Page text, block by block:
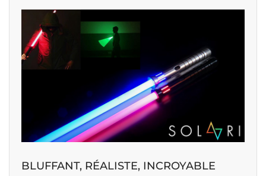
BLUFFANT, RÉALISTE, INCROYABLE